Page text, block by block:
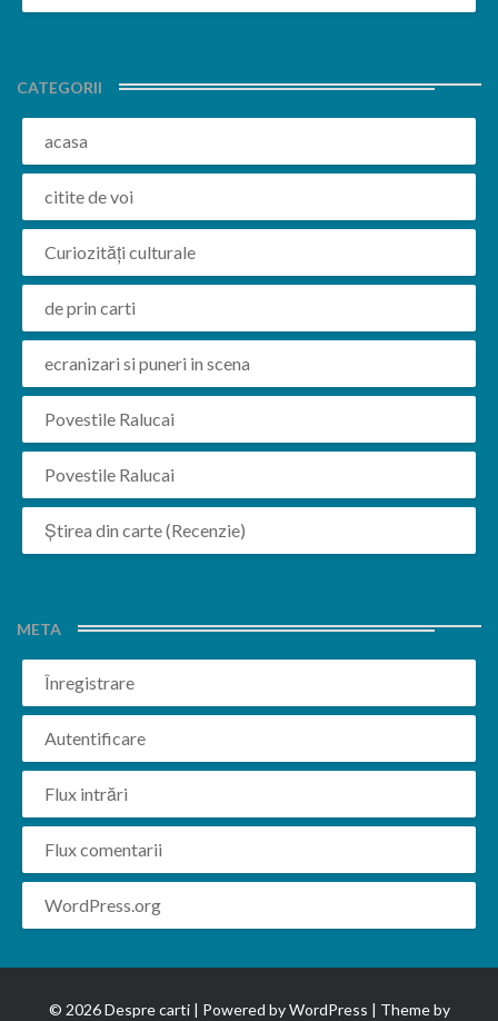
CATEGORII
acasa
citite de voi
Curiozități culturale
de prin carti
ecranizari si puneri in scena
Povestile Ralucai
Povestile Ralucai
Știrea din carte (Recenzie)
META
Înregistrare
Autentificare
Flux intrări
Flux comentarii
WordPress.org
© 2026 Despre carti | Powered byWordPress | Theme by